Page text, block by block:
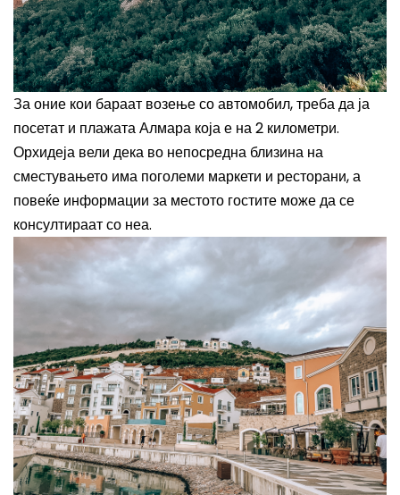
За оние кои бараат возење со автомобил, треба да ја
посетат и плажата Алмара која е на 2 километри.
Орхидеја вели дека во непосредна близина на
сместувањето има поголеми маркети и ресторани, а
повеќе информации за местото гостите може да се
консултираат со неа.